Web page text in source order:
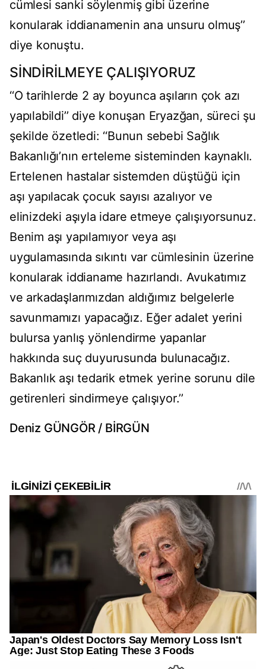
cümlesi sanki söylenmiş gibi üzerine
konularak iddianamenin ana unsuru olmuş’’
diye konuştu.
SİNDİRİLMEYE ÇALIŞIYORUZ
‘‘O tarihlerde 2 ay boyunca aşıların çok azı
yapılabildi’’ diye konuşan Eryazğan, süreci şu
şekilde özetledi: ‘‘Bunun sebebi Sağlık
Bakanlığı’nın erteleme sisteminden kaynaklı.
Ertelenen hastalar sistemden düştüğü için
aşı yapılacak çocuk sayısı azalıyor ve
elinizdeki aşıyla idare etmeye çalışıyorsunuz.
Benim aşı yapılamıyor veya aşı
uygulamasında sıkıntı var cümlesinin üzerine
konularak iddianame hazırlandı. Avukatımız
ve arkadaşlarımızdan aldığımız belgelerle
savunmamızı yapacağız. Eğer adalet yerini
bulursa yanlış yönlendirme yapanlar
hakkında suç duyurusunda bulunacağız.
Bakanlık aşı tedarik etmek yerine sorunu dile
getirenleri sindirmeye çalışıyor.’’
Deniz GÜNGÖR / BİRGÜN